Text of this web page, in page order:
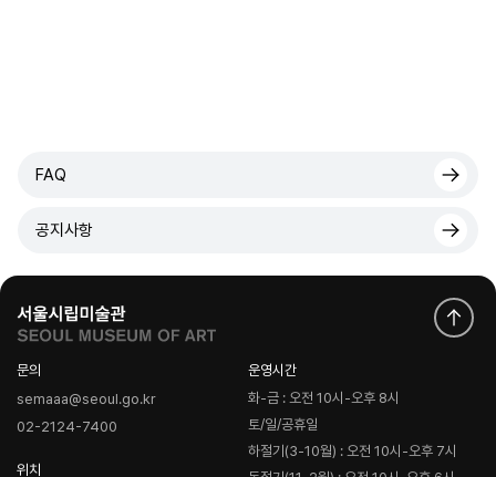
FAQ
공지사항
문의
semaaa@seoul.go.kr
02-2124-7400
위치
운영시간
화-금 : 오전 10시-오후 8시
토/일/공휴일
하절기(3-10월) : 오전 10시-오후 7시